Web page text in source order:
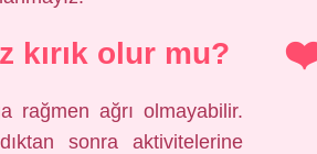
kırık olur mu?
rağmen ağrı olmayabilir.
sonra aktivitelerine